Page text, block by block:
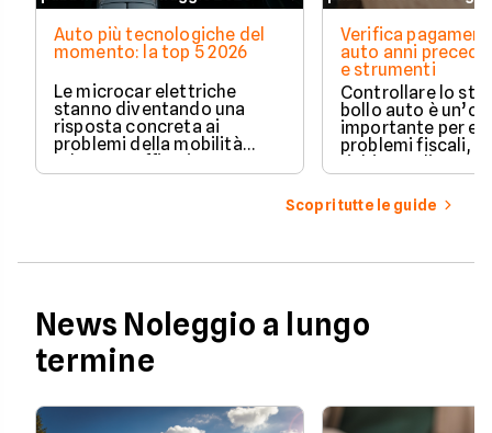
Auto più tecnologiche del
momento: la top 5 2026
Le microcar elettriche
stanno diventando una
risposta concreta ai
problemi della mobilità
urbana: traffico intenso,
parcheggi limitati e costi di
Verifica
auto anni
e strumenti
Controllare lo
bollo auto è
importante per
problemi fiscali,
richieste di
inattese.
Scopri tutte le guide
News Noleggio a lungo
termine